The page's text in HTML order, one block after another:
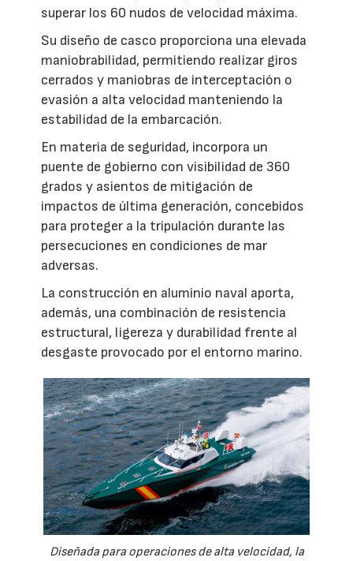
superar los 60 nudos de velocidad máxima.
Su diseño de casco proporciona una elevada
maniobrabilidad, permitiendo realizar giros
cerrados y maniobras de interceptación o
evasión a alta velocidad manteniendo la
estabilidad de la embarcación.
En materia de seguridad, incorpora un
puente de gobierno con visibilidad de 360
grados y asientos de mitigación de
impactos de última generación, concebidos
para proteger a la tripulación durante las
persecuciones en condiciones de mar
adversas.
La construcción en aluminio naval aporta,
además, una combinación de resistencia
estructural, ligereza y durabilidad frente al
desgaste provocado por el entorno marino.
Diseñada para operaciones de alta velocidad, la